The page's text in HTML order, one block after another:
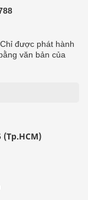
được phát hành
văn bản của
(Tp.HCM)